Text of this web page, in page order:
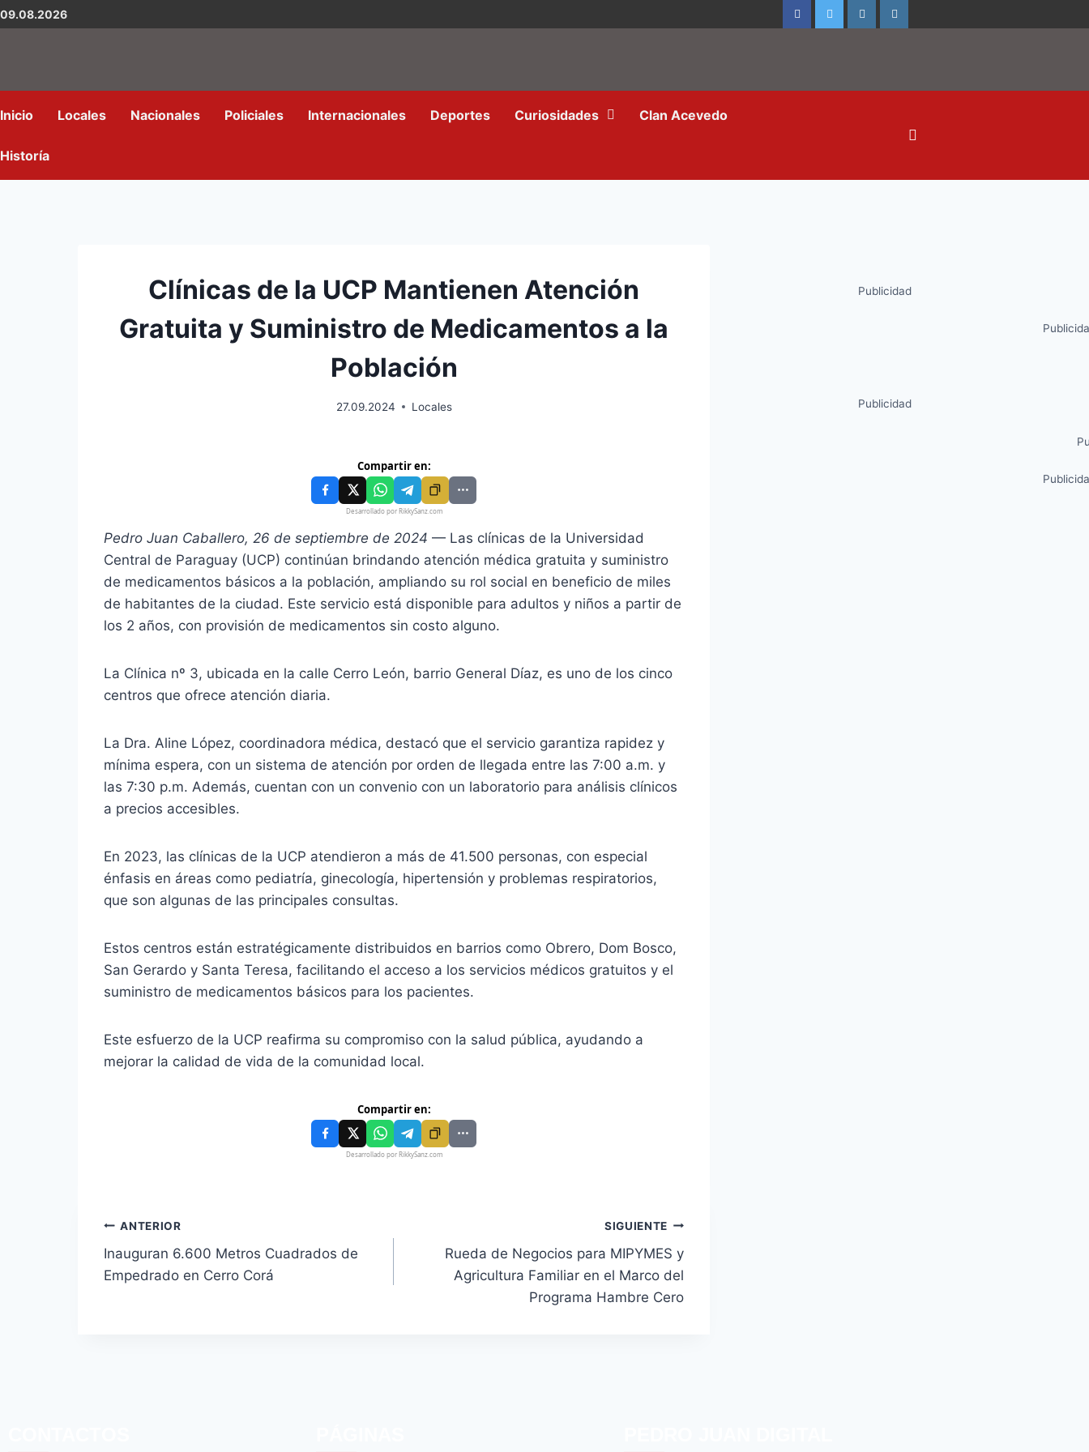
09.08.2026
Inicio Locales Nacionales Policiales Internacionales Deportes Curiosidades Clan Acevedo
Historía
Clínicas de la UCP Mantienen Atención
Gratuita y Suministro de Medicamentos a la
Población
27.09.2024 Locales
Compartir en:
Desarrollado por RikkySanz.com
Pedro Juan Caballero, 26 de septiembre de 2024 — Las clínicas de la Universidad
Central de Paraguay (UCP) continúan brindando atención médica gratuita y suministro
de medicamentos básicos a la población, ampliando su rol social en beneficio de miles
de habitantes de la ciudad. Este servicio está disponible para adultos y niños a partir de
los 2 años, con provisión de medicamentos sin costo alguno.
La Clínica nº 3, ubicada en la calle Cerro León, barrio General Díaz, es uno de los cinco
centros que ofrece atención diaria.
La Dra. Aline López, coordinadora médica, destacó que el servicio garantiza rapidez y
mínima espera, con un sistema de atención por orden de llegada entre las 7:00 a.m. y
las 7:30 p.m. Además, cuentan con un convenio con un laboratorio para análisis clínicos
a precios accesibles.
En 2023, las clínicas de la UCP atendieron a más de 41.500 personas, con especial
énfasis en áreas como pediatría, ginecología, hipertensión y problemas respiratorios,
que son algunas de las principales consultas.
Estos centros están estratégicamente distribuidos en barrios como Obrero, Dom Bosco,
San Gerardo y Santa Teresa, facilitando el acceso a los servicios médicos gratuitos y el
suministro de medicamentos básicos para los pacientes.
Este esfuerzo de la UCP reafirma su compromiso con la salud pública, ayudando a
mejorar la calidad de vida de la comunidad local.
Compartir en:
Desarrollado por RikkySanz.com
ANTERIOR
Inauguran 6.600 Metros Cuadrados de
Empedrado en Cerro Corá
SIGUIENTE
Rueda de Negocios para MIPYMES y
Agricultura Familiar en el Marco del
Programa Hambre Cero
Publicidad
Publicidad